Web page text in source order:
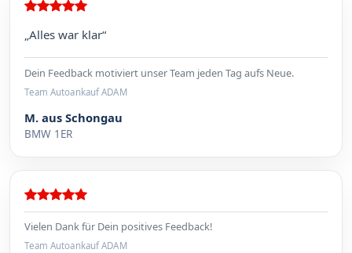
„Alles war klar“
Dein Feedback motiviert unser Team jeden Tag aufs Neue.
Team Autoankauf ADAM
M. aus Schongau
BMW 1ER
Vielen Dank für Dein positives Feedback!
Team Autoankauf ADAM